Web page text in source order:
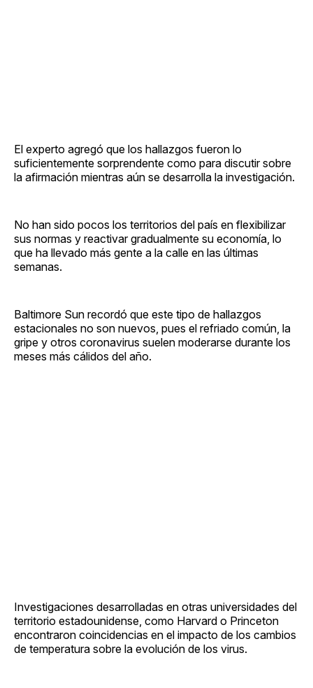
El experto agregó que los hallazgos fueron lo
suficientemente sorprendente como para discutir sobre
la afirmación mientras aún se desarrolla la investigación.
No han sido pocos los territorios del país en flexibilizar
sus normas y reactivar gradualmente su economía, lo
que ha llevado más gente a la calle en las últimas
semanas.
Baltimore Sun recordó que este tipo de hallazgos
estacionales no son nuevos, pues el refriado común, la
gripe y otros coronavirus suelen moderarse durante los
meses más cálidos del año.
Investigaciones desarrolladas en otras universidades del
territorio estadounidense, como Harvard o Princeton
encontraron coincidencias en el impacto de los cambios
de temperatura sobre la evolución de los virus.